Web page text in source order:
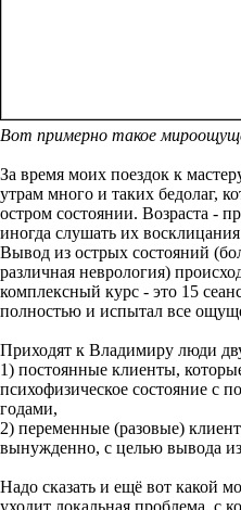
Вот примерно такое
За время моих поездок к
утрам много и таких бедолаг,
остром состоянии. Возраста -
иногда слушать их
Вывод из острых состояний
различная неврология)
комплексный курс - это 15
полностью и испытал все
Приходят к Владимиру люди
1) постоянные клиенты,
психофизическое состояние с
годами,
2) переменные (разовые)
вынужденно, с целью вывода
Надо сказать и ещё вот какой
уходит локальная проблема, с